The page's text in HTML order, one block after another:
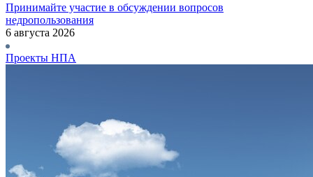
Принимайте участие в обсуждении вопросов
недропользования
6 августа 2026
Проекты НПА